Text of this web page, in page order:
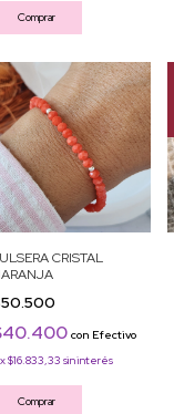
Comprar
CRISTAL
con Efectivo
x$16.833,33 sin interés
Comprar